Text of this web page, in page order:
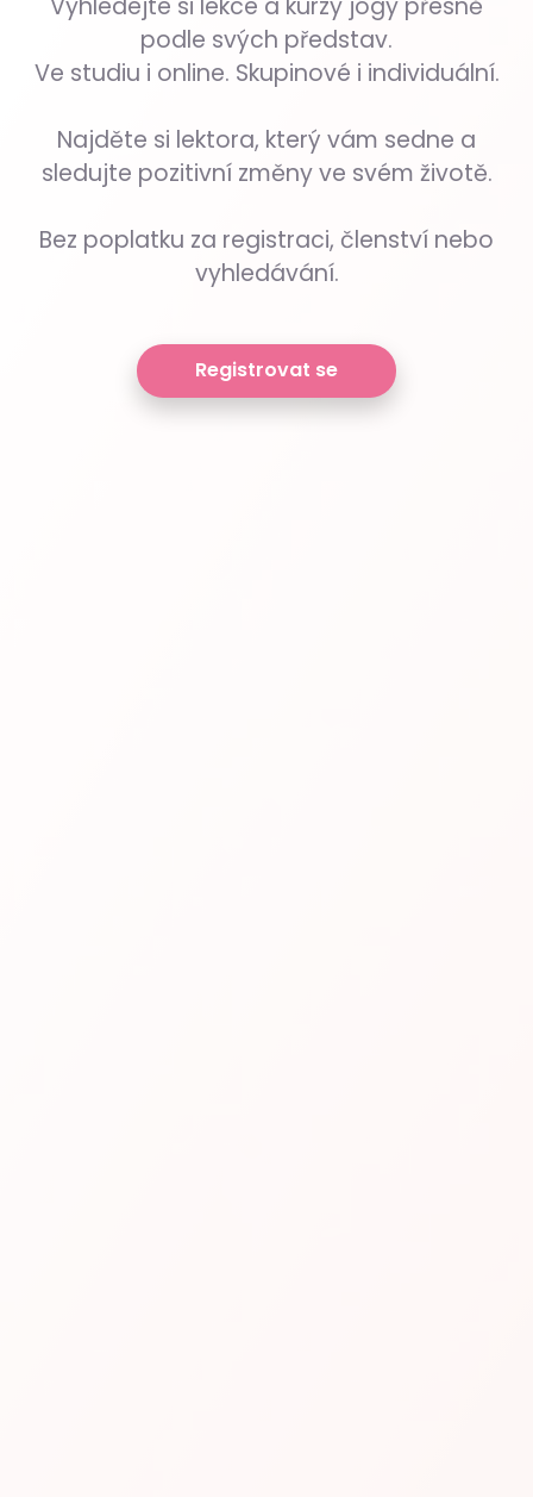
podle svých představ.
Ve studiu i online. Skupinové i individuální.
Najděte si lektora, který vám sedne a
sledujte pozitivní změny ve svém životě.
Bez poplatku za registraci, členství nebo
vyhledávání.
Registrovat se